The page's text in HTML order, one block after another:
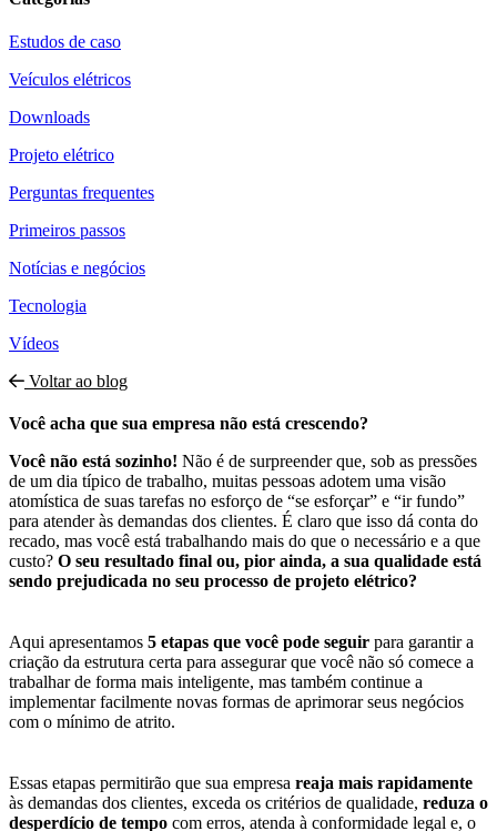
Estudos de caso
Veículos elétricos
Downloads
Projeto elétrico
Perguntas frequentes
Primeiros passos
Notícias e negócios
Tecnologia
Vídeos
Voltar ao blog
Você acha que sua empresa não está crescendo?
Você não está sozinho! Não é de surpreender que, sob as pressões
de um dia típico de trabalho, muitas pessoas adotem uma visão
atomística de suas tarefas no esforço de “se esforçar” e “ir fundo”
para atender às demandas dos clientes. É claro que isso dá conta do
recado, mas você está trabalhando mais do que o necessário e a que
custo? O seu resultado final ou, pior ainda, a sua qualidade está
sendo prejudicada no seu processo de projeto elétrico?
Aqui apresentamos 5 etapas que você pode seguir para garantir a
criação da estrutura certa para assegurar que você não só comece a
trabalhar de forma mais inteligente, mas também continue a
implementar facilmente novas formas de aprimorar seus negócios
com o mínimo de atrito.
Essas etapas permitirão que sua empresa reaja mais rapidamente
às demandas dos clientes, exceda os critérios de qualidade, reduza o
desperdício de tempo com erros, atenda à conformidade legal e, o